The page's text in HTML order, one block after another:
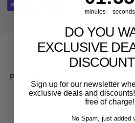
Sportback
Produktbeschreibung
minutes seconds
DO YOU
EXCLUSIVE
Sign up for our newsletter
exclusive deals and
free of charge!
No Spam, just added